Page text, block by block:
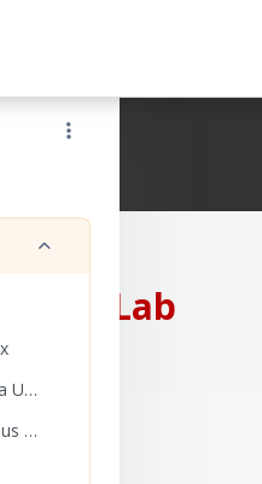
Redueix
Conjunt de materials lliures de la UOC
En quin tema de l'administració us agradaria aprofundir més?